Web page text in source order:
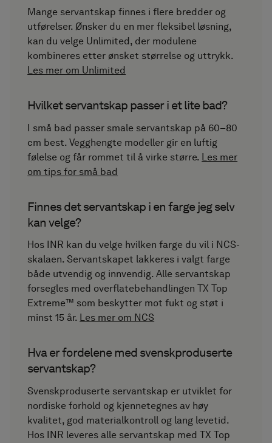
Mange servantskap finnes i flere bredder og
utførelser. Ønsker du en mer fleksibel løsning,
kan du velge Unlimited, der modulene
kombineres etter ønsket størrelse og uttrykk.
Les mer om Unlimited
Hvilket servantskap passer i et lite bad?
I små bad passer smale servantskap på 60–80
cm best. Vegghengte modeller gir en luftig
følelse og får rommet til å virke større. Les mer
om tips for små bad
Finnes det servantskap i en farge jeg selv
kan velge?
Hos INR kan du velge hvilken farge du vil i NCS-
skalaen. Servantskapet lakkeres i valgt farge
både utvendig og innvendig. Alle servantskap
forsegles med overflatebehandlingen TX Top
Extreme™ som beskytter mot fukt og støt i
minst 15 år. Les mer om NCS
Hva er fordelene med svenskproduserte
servantskap?
Svenskproduserte servantskap er utviklet for
nordiske forhold og kjennetegnes av høy
kvalitet, god materialkontroll og lang levetid.
Hos INR leveres alle servantskap med TX Top